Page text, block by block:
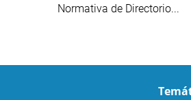
Normativa de Directorio...